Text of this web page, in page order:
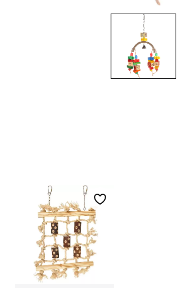
Lägg till i favoriter